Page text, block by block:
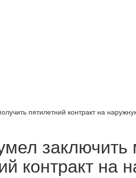
пятилетний контракт на
заключить
контракт на